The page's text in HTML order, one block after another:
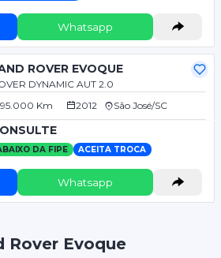
Whatsapp
ROVER EVOQUE
DYNAMIC AUT 2.0
95.000 Km
2012 São José/SC
DA FIPE ACEITA TROCA
Whatsapp
Rover Evoque